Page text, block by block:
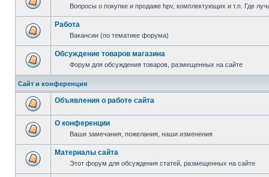
Вопросы о покупке и продаже hpv, комплектующих и т.п. Где
Работа
Вакансии (по тематике форума)
Обсуждение товаров магазина
Форум для обсуждения товаров, размещенных на сайте
Сайт и конференция
Объявления о работе сайта
О конференции
Ваши замечания, пожелания, наши изменения
Материалы сайта
Этот форум для обсуждения статей, размещенных на сайте